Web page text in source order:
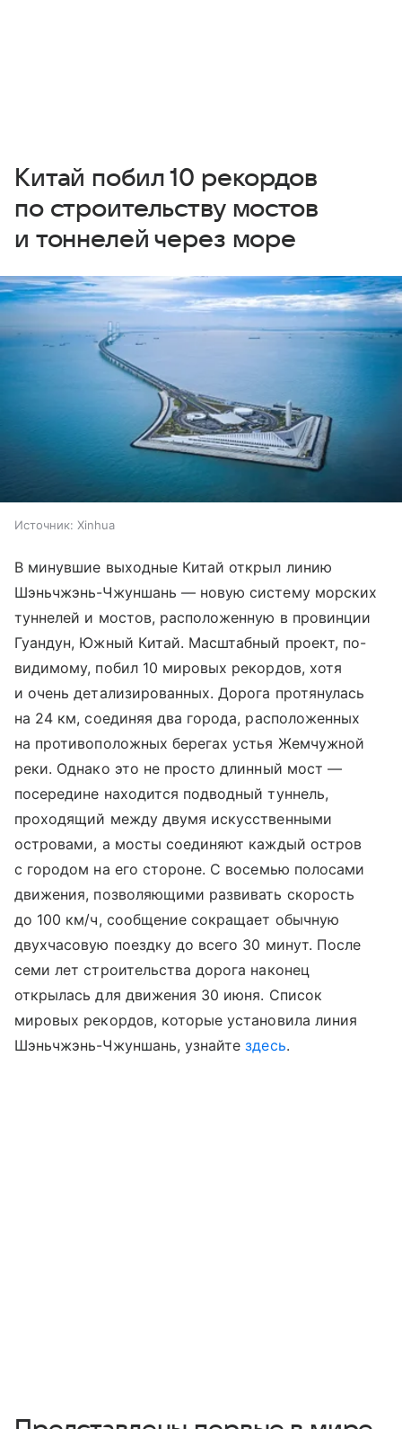
Китай побил 10 рекордов
по строительству мостов
и тоннелей через море
Источник: Xinhua
В минувшие выходные Китай открыл линию
Шэньчжэнь-Чжуншань — новую систему морских
туннелей и мостов, расположенную в провинции
Гуандун, Южный Китай. Масштабный проект, по-
видимому, побил 10 мировых рекордов, хотя
и очень детализированных. Дорога протянулась
на 24 км, соединяя два города, расположенных
на противоположных берегах устья Жемчужной
реки. Однако это не просто длинный мост —
посередине находится подводный туннель,
проходящий между двумя искусственными
островами, а мосты соединяют каждый остров
с городом на его стороне. С восемью полосами
движения, позволяющими развивать скорость
до 100 км/ч, сообщение сокращает обычную
двухчасовую поездку до всего 30 минут. После
семи лет строительства дорога наконец
открылась для движения 30 июня. Список
мировых рекордов, которые установила линия
Шэньчжэнь-Чжуншань, узнайтездесь.